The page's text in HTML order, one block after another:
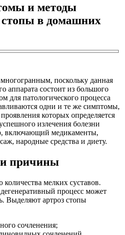
и методы
стопы в домашних
поскольку данная
аппарата состоит из большого
для патологического процесса
одни и те же симптомы,
которых определяется
излечения болезни
включающий медикаменты,
народные средства и диету.
причины
мелких суставов.
процесс может
Выделяют артроз стопы
сочленения;